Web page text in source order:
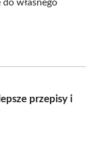
własnego
przepisy i